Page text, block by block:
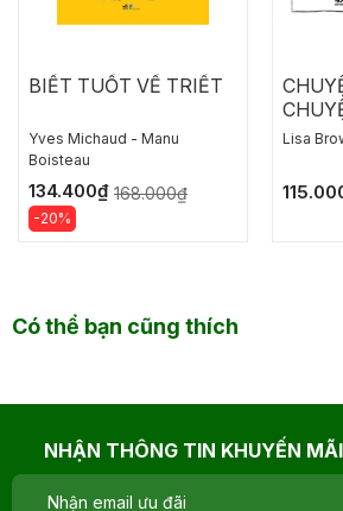
BIẾT TUỐT VỀ TRIẾT
Yves Michaud - Manu
Boisteau
134.400₫ 168.000₫
-20%
Lisa
Có thể bạn cũng thích
NHẬN THÔNG TIN KHUYẾN